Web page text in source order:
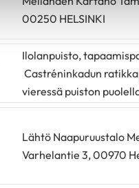
00250 HELSINKI
Ilolanpuisto,
Castréninkadun
vieressä puiston
Lähtö Naapuruustalo
Varhelantie 3, 00970